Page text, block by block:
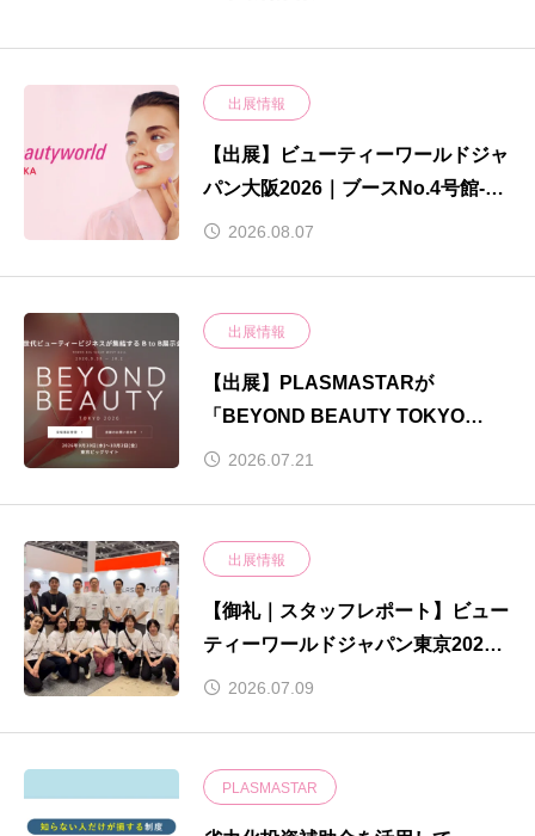
出展情報
【出展】ビューティーワールドジャ
パン大阪2026｜ブースNo.4号館-
F0202026.08.07
出展情報
【出展】PLASMASTARが
「BEYOND BEAUTY TOKYO
2026」に出展いたします！
2026.07.21
出展情報
【御礼｜スタッフレポート】ビュー
ティーワールドジャパン東京2026
｜W1-L015
2026.07.09
PLASMASTAR